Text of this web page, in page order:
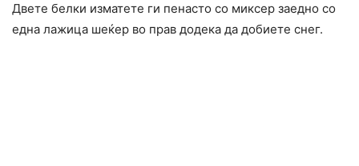
Двете белки изматете ги пенасто со миксер заедно со
една лажица шеќер во прав додека да добиете снег.